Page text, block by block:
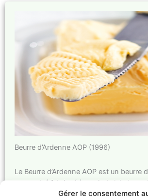
Gérer le consentement
Beurre d’Ardenne AOP (1996)
Le Beurre d’Ardenne AOP est un beurre
pasteurisé fabriqué à partir du lait de